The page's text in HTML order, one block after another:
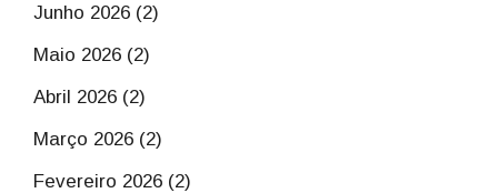
Junho 2026 (2)
Maio 2026 (2)
Abril 2026 (2)
Março 2026 (2)
Fevereiro 2026 (2)